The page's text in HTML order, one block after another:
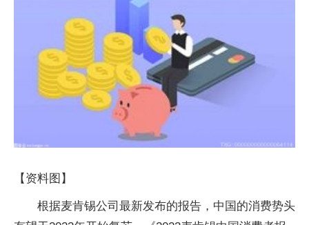
【资料图】
根据麦肯锡公司最新发布的报告，中国的消费势头